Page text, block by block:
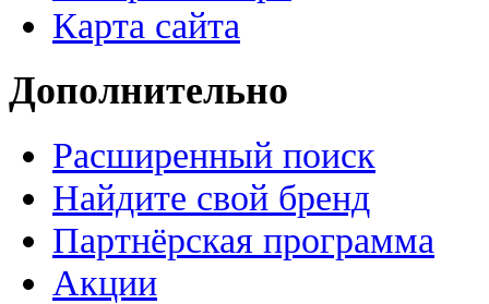
Карта сайта
Дополнительно
Расширенный поиск
Найдите свой бренд
Партнёрская программа
Акции